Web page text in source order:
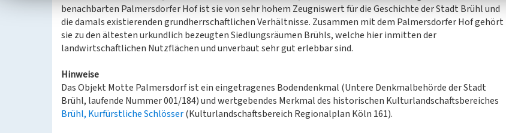
benachbarten Palmersdorfer Hof ist sie von sehr hohem Zeugniswert für die Geschichte der Stadt Brühl und
die damals existierenden grundherrschaftlichen Verhältnisse. Zusammen mit dem Palmersdorfer Hof gehört
sie zu den ältesten urkundlich bezeugten Siedlungsräumen Brühls, welche hier inmitten der
landwirtschaftlichen Nutzflächen und unverbaut sehr gut erlebbar sind.
Hinweise
Das Objekt Motte Palmersdorf ist ein eingetragenes Bodendenkmal (Untere Denkmalbehörde der Stadt
Brühl, laufende Nummer 001/184) und wertgebendes Merkmal des historischen Kulturlandschaftsbereiches
Brühl, Kurfürstliche Schlösser(Kulturlandschaftsbereich Regionalplan Köln 161).